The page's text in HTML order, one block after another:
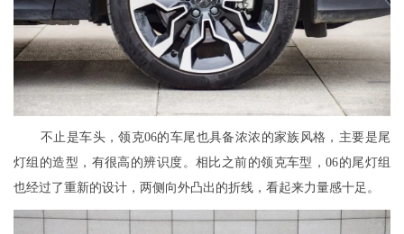
不止是车头，领克06的车尾也具备浓浓的家族风格，主要是尾
灯组的造型，有很高的辨识度。相比之前的领克车型，06的尾灯组
也经过了重新的设计，两侧向外凸出的折线，看起来力量感十足。